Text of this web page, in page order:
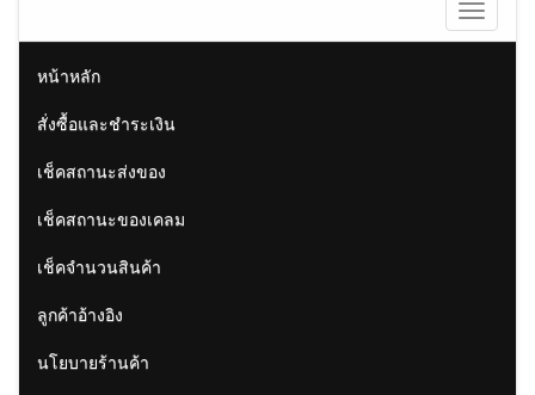
Toggle
หน้าหลัก
สั่งซื้อและชำระเงิน
เช็คสถานะส่งของ
เช็คสถานะของเคลม
เช็คจำนวนสินค้า
ลูกค้าอ้างอิง
นโยบายร้านค้า